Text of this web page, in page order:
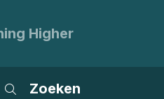
Higher
Zoeken